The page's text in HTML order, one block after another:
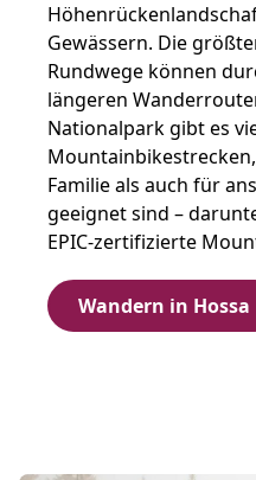
Gewässern. Die
Rundwege können
längeren
Nationalpark gibt es
Familie als auch für
geeignet sind –
EPIC-zertifizierte
Wandern in Hossa